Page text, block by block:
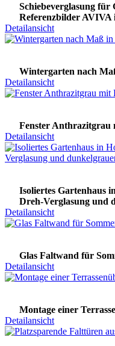
Schiebeverglasung für
Referenzbilder AVIVA
Detailansicht
Wintergarten nach
Detailansicht
Fenster Anthrazitgrau
Detailansicht
Isoliertes Gartenhaus
Dreh-Verglasung und
Detailansicht
Glas Faltwand für
Detailansicht
Montage einer
Detailansicht